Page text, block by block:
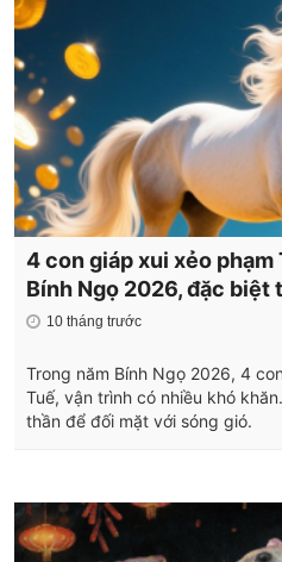
4 con giáp xui xẻo phạm
Bính Ngọ 2026, đặc biệt
10 tháng trước
Trong năm Bính Ngọ 2026, 4
Tuế, vận trình có nhiều khó
thần để đối mặt với sóng gió.